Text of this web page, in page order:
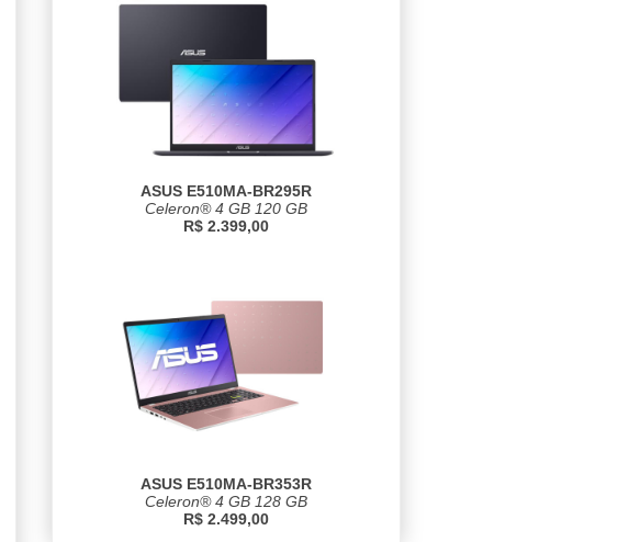
ASUS E510MA-BR295R
Celeron® 4 GB 120 GB
R$ 2.399,00
ASUS E510MA-BR353R
Celeron® 4 GB 128 GB
R$ 2.499,00